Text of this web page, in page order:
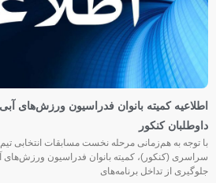
اطلاعیه کمیته بانوان فدراسیون ورزش‌های
داوطلبان کنکور
با توجه به هم‌زمانی مرحله نخست مسابقات انتخابی تیم
سراسری (کنکور)، کمیته بانوان فدراسیون ورزش‌های
جلوگیری از تداخل برنامه‌های